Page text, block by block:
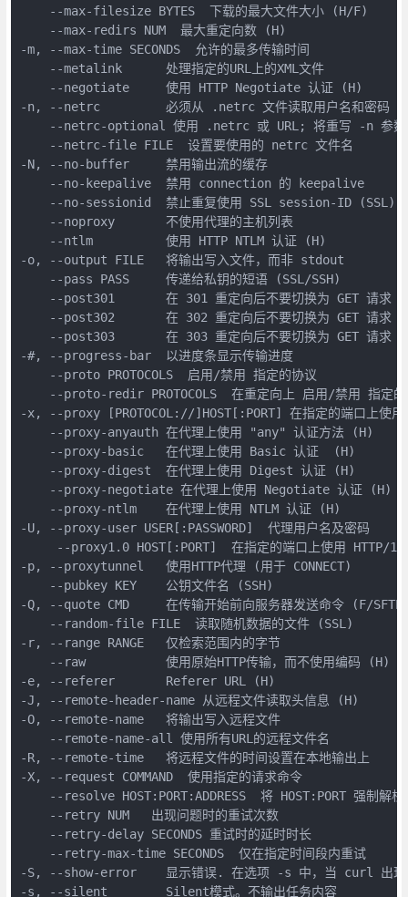
    --max-filesize BYTES  下载的最大文件大小 (H/F)
    --max-redirs NUM  最大重定向数 (H)
-m, --max-time SECONDS  允许的最多传输时间
    --metalink      处理指定的URL上的XML文件
    --negotiate     使用 HTTP Negotiate 认证 (H)
-n, --netrc         必须从 .netrc 文件读取用户名和密码
    --netrc-optional 使用 .netrc 或 URL; 将重写 -n 参数
    --netrc-file FILE  设置要使用的 netrc 文件名
-N, --no-buffer     禁用输出流的缓存
    --no-keepalive  禁用 connection 的 keepalive
    --no-sessionid  禁止重复使用 SSL session-ID (SSL)
    --noproxy       不使用代理的主机列表
    --ntlm          使用 HTTP NTLM 认证 (H)
-o, --output FILE   将输出写入文件，而非 stdout
    --pass PASS     传递给私钥的短语 (SSL/SSH)
--post301       在 301 重定向后不要切换为 GET 请求
--post302       在 302 重定向后不要切换为 GET 请求
--post303       在 303 重定向后不要切换为 GET 请求
-#, --progress-bar  以进度条显示传输进度
    --proto PROTOCOLS  启用/禁用 指定的协议
--proto-redir PROTOCOLS  在重定向上 启用/禁用 指定的
-x, --proxy [PROTOCOL://]HOST[:PORT] 在指定的端口上使用
    --proxy-anyauth 在代理上使用 "any" 认证方法 (H)
    --proxy-basic   在代理上使用 Basic 认证  (H)
    --proxy-digest  在代理上使用 Digest 认证 (H)
    --proxy-negotiate 在代理上使用 Negotiate 认证 (H)
    --proxy-ntlm    在代理上使用 NTLM 认证 (H)
-U, --proxy-user USER[:PASSWORD]  代理用户名及密码
--proxy1.0 HOST[:PORT]  在指定的端口上使用 HTTP/
-p, --proxytunnel   使用HTTP代理 (用于 CONNECT)
    --pubkey KEY    公钥文件名 (SSH)
-Q, --quote CMD     在传输开始前向服务器发送命令 (F/
    --random-file FILE  读取随机数据的文件 (SSL)
-r, --range RANGE   仅检索范围内的字节
    --raw           使用原始HTTP传输，而不使用编码 (H)
-e, --referer       Referer URL (H)
-J, --remote-header-name 从远程文件读取头信息 (H)
-O, --remote-name   将输出写入远程文件
    --remote-name-all 使用所有URL的远程文件名
-R, --remote-time   将远程文件的时间设置在本地输出上
-X, --request COMMAND  使用指定的请求命令
--resolve HOST:PORT:ADDRESS  将 HOST:PORT 强制解析
    --retry NUM   出现问题时的重试次数
    --retry-delay SECONDS 重试时的延时时长
    --retry-max-time SECONDS  仅在指定时间段内重试
-S, --show-error    显示错误. 在选项 -s 中，当 curl 出现
-s, --silent        Silent模式。不输出任务内容